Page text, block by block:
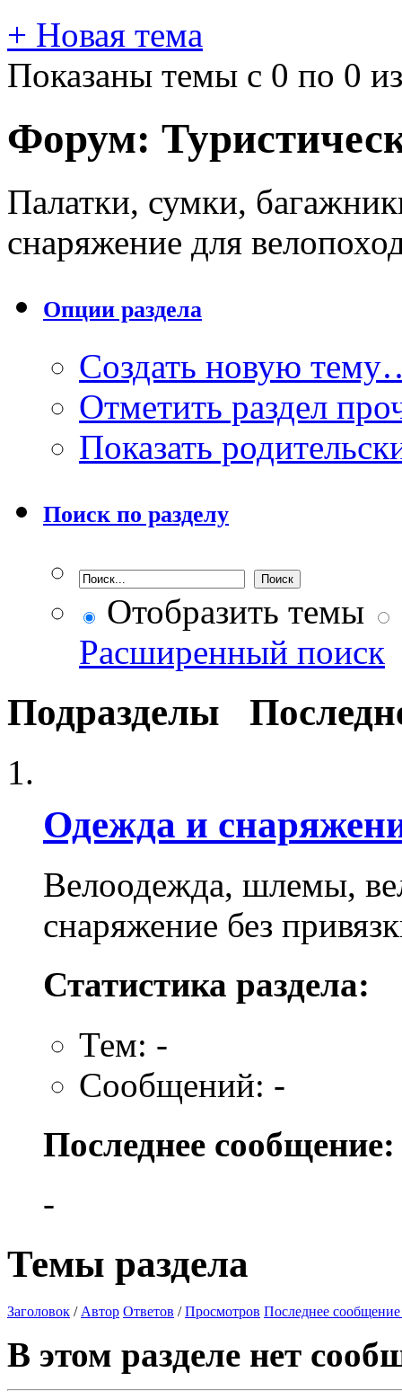
+ Новая тема
Показаны темы с 0 по 0
Форум:
Палатки, сумки,
снаряжение для
Опции раздела
Создать новую
Отметить раздел
Показать
Поиск по разделу
Отобразить темы
Расширенный поиск
Подразделы
Одежда и
Велоодежда, шлемы,
снаряжение без
Статистика раздела:
Тем: -
Сообщений: -
Последнее сообщение:
-
Темы раздела
Заголовок / Автор Ответов /Просмотров Последнее сообщение
В этом разделе нет